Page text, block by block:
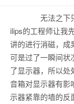
无法之下只
ilips的工程师让我
讲的进行消磁，成
可是过了一瞬间状
了显示器，所以处
音箱对显示器有影
示器紧靠的墙的反